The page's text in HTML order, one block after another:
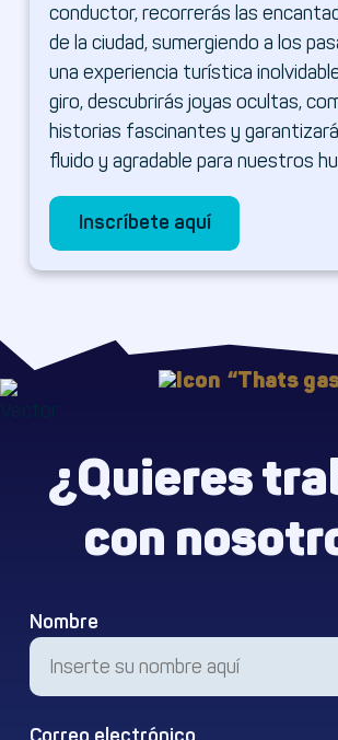
conductor, recorrerás las
de la ciudad, sumergiendo a los
una experiencia turística
giro, descubrirás joyas ocultas,
historias fascinantes y
fluido y agradable para nuestros
Inscríbete aquí
Inscríbete aquí
¿Quieres
con
Nombre
“Thats